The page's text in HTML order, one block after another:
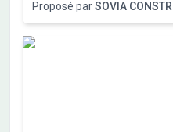
possible et garage en sous-
viabilités démarrés.
constructeurs et architectes.
Proposé parSOVIA